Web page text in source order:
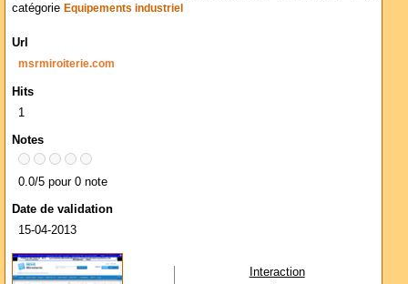
catégorie Equipements industriel
Url
msrmiroiterie.com
Hits
1
Notes
0.0/5 pour 0 note
Date de validation
15-04-2013
Interaction